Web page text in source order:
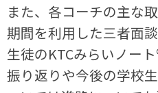
また、各コーチの主な
期間を利用した三者面談
生徒のKTCみらいノー
振り返りや今後の学校